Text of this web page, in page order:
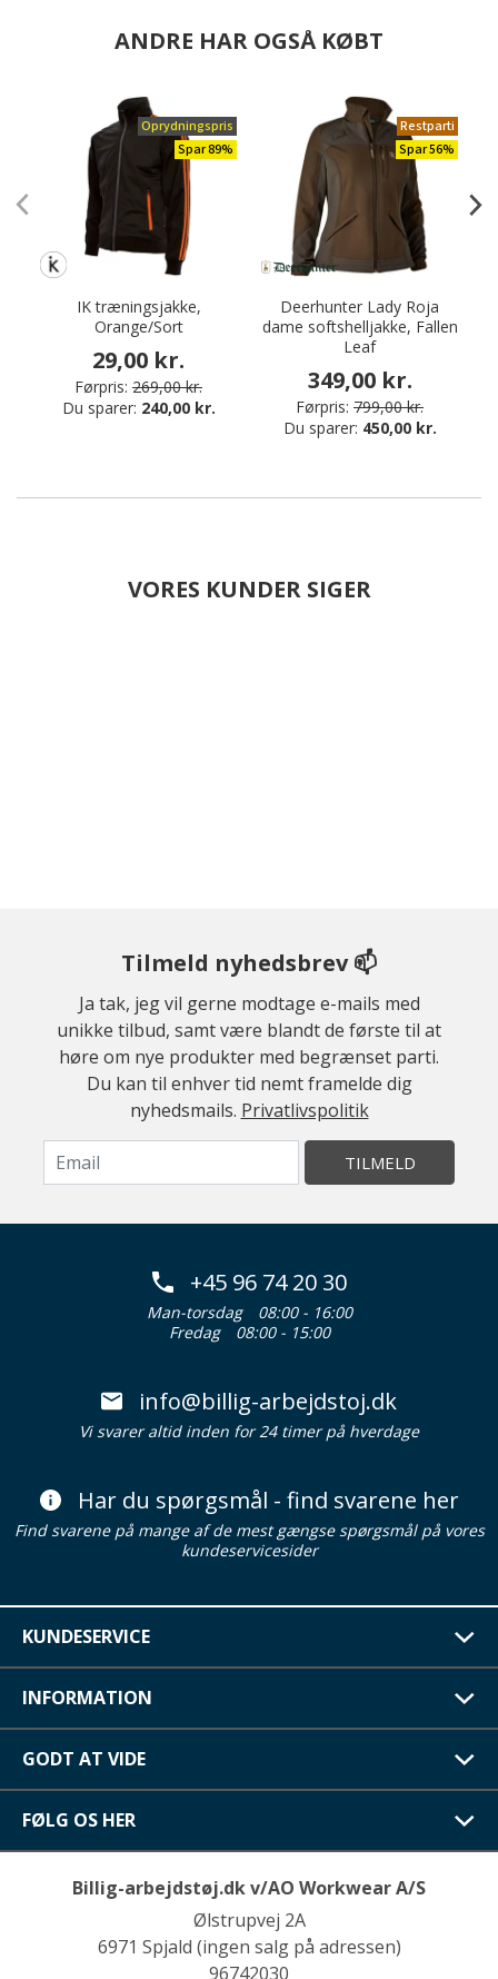
ANDRE HAR OGSÅ KØBT
Oprydningspris
Spar 89%
IK træningsjakke,
Orange/Sort
29,00 kr.
Førpris: 269,00 kr.
Du sparer: 240,00 kr.
Restparti
Spar 56%
Deerhunter Lady Roja
dame softshelljakke, Fallen
Leaf
349,00 kr.
Førpris: 799,00 kr.
Du sparer: 450,00 kr.
VORES KUNDER SIGER
Tilmeld nyhedsbrev 📫
Ja tak, jeg vil gerne modtage e-mails med
unikke tilbud, samt være blandt de første til at
høre om nye produkter med begrænset parti.
Du kan til enhver tid nemt framelde dig
nyhedsmails. Privatlivspolitik
TILMELD
+45 96 74 20 30
Man-torsdag
08:00 - 16:00
Fredag
08:00 - 15:00
info@billig-arbejdstoj.dk
Vi svarer altid inden for 24 timer på hverdage
Har du spørgsmål - find svarene her
Find svarene på mange af de mest gængse spørgsmål på vores
kundeservicesider
KUNDESERVICE
INFORMATION
GODT AT VIDE
FØLG OS HER
Billig-arbejdstøj.dk v/AO Workwear A/S
Ølstrupvej 2A
6971 Spjald (ingen salg på adressen)
96742030